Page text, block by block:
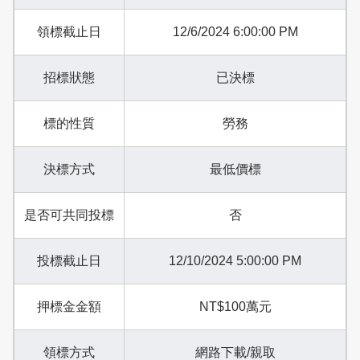
領標截止日 12/6/2024 6:00:00 PM
招標狀態 已決標
標的性質 勞務
決標方式 最低價標
是否可共同投標 否
投標截止日 12/10/2024 5:00:00 PM
押標金金額 NT$100萬元
領標方式 網路下載/親取